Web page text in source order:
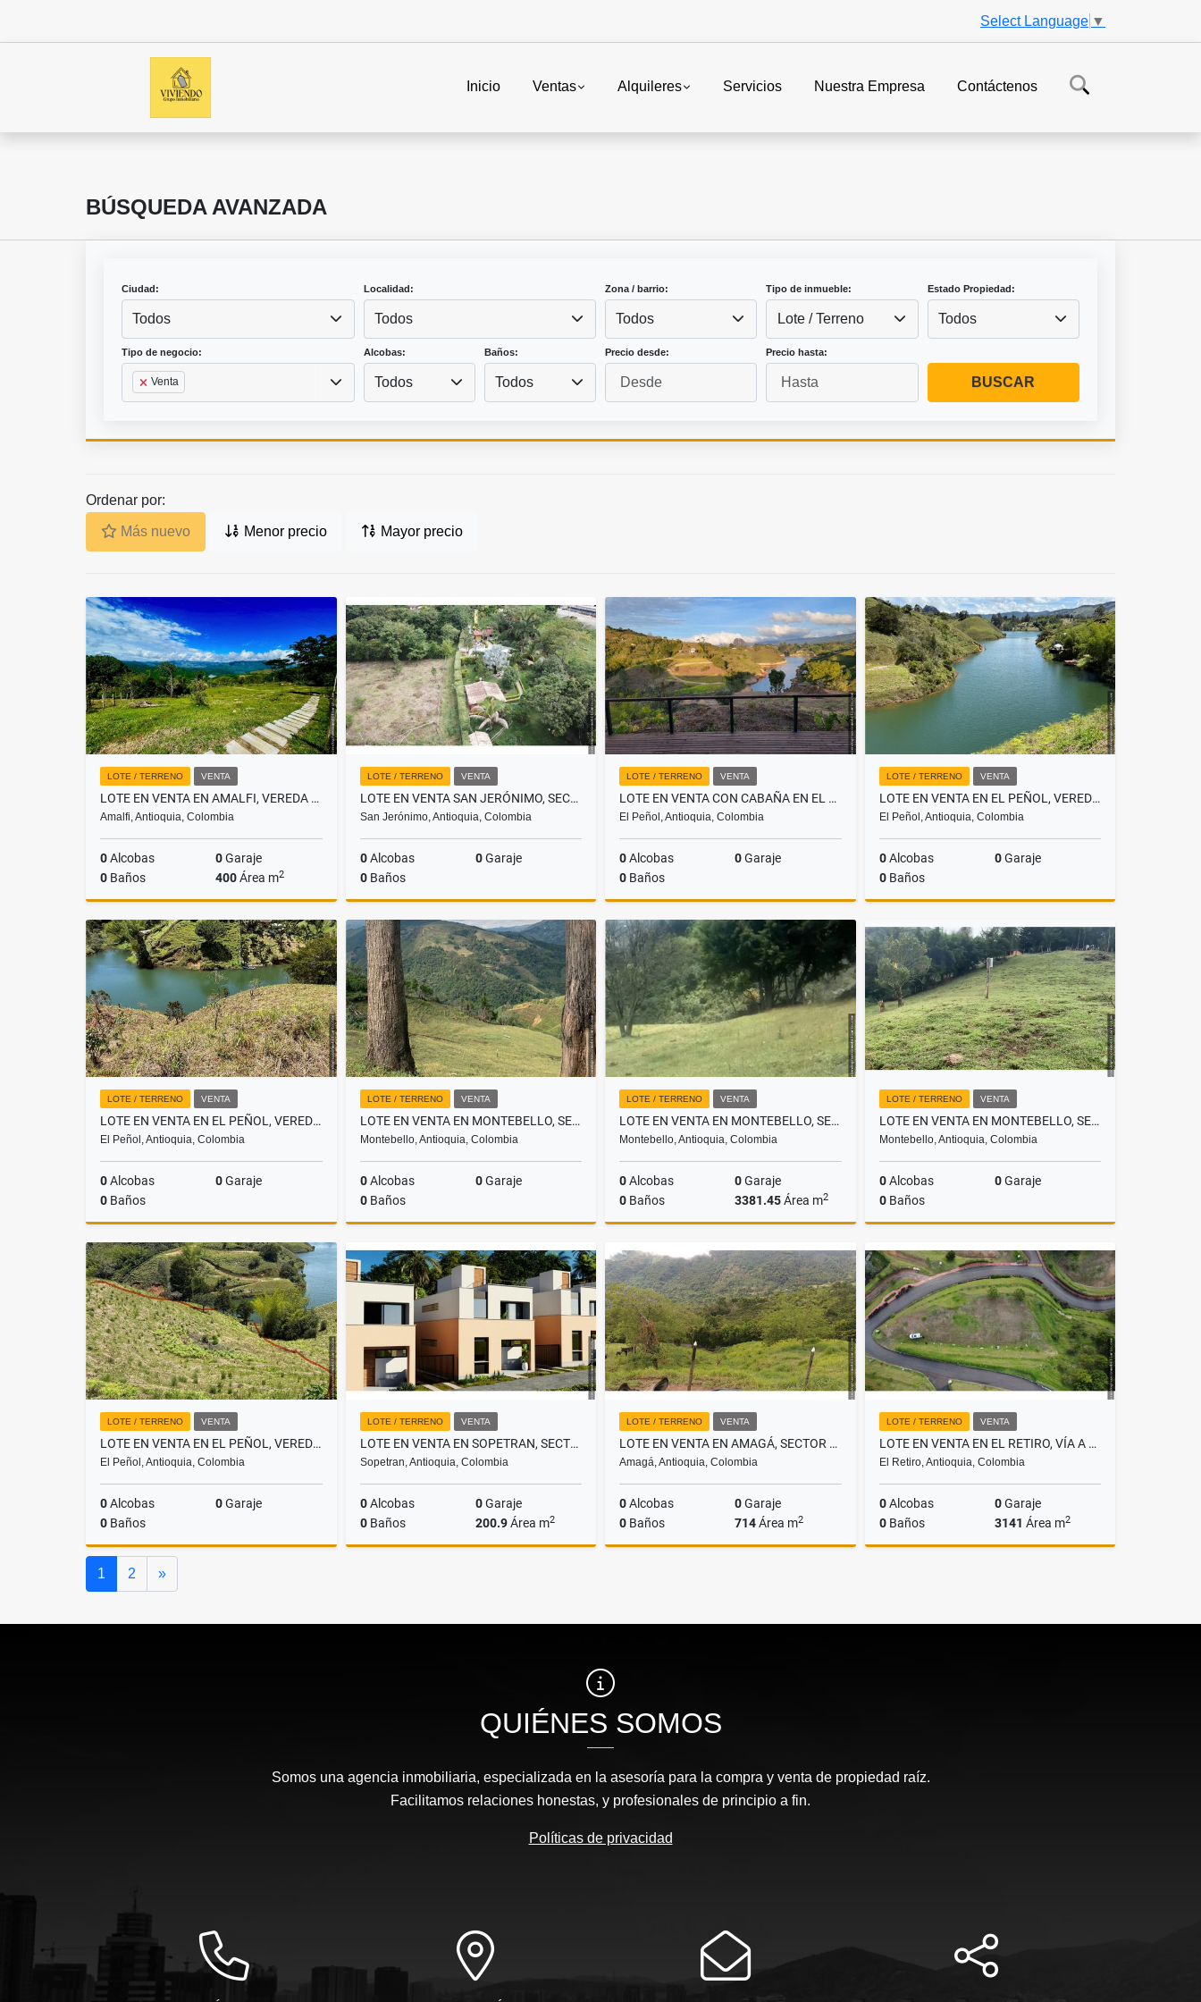
Select Language ▼
Inicio Ventas Alquileres Servicios Nuestra Empresa Contáctenos
BÚSQUEDA AVANZADA
Ciudad:
Todos
Localidad:
Todos
Zona / barrio:
Todos
Tipo de inmueble:
Lote / Terreno
Estado Propiedad:
Todos
Tipo de negocio:
Venta
Alcobas:
Todos
Baños:
Todos
Precio desde: Precio hasta:
BUSCAR
Ordenar por:
Más nuevo Menor precio Mayor precio
LOTE / TERRENO VENTA
LOTE EN VENTA EN AMALFI, VEREDA EL ENCANTO
Amalfi, Antioquia, Colombia
0Alcobas 0Garaje
0 Baños 400Área m2
Venta
$118.000.000
LOTE / TERRENO VENTA
LOTE EN VENTA SAN JERÓNIMO, SECTOR ÉXITO
San Jerónimo, Antioquia, Colombia
0Alcobas 0Garaje
0Baños
Venta
$320.000.000
LOTE / TERRENO VENTA
LOTE EN VENTA CON CABAÑA EN EL PEÑOL, CON ACCESO AL EMBALSE.
El Peñol, Antioquia, Colombia
0Alcobas 0Garaje
0 Baños
Venta
$1.800.000.000
LOTE / TERRENO VENTA
LOTE EN VENTA EN EL PEÑOL, VEREDA EL MORRO
El Peñol, Antioquia, Colombia
0Alcobas 0Garaje
0Baños
Venta
$900.000.000
LOTE / TERRENO VENTA
LOTE EN VENTA EN EL PEÑOL, VEREDA EL MORRO
El Peñol, Antioquia, Colombia
0Alcobas 0Garaje
0 Baños
Venta
$680.000.000
LOTE / TERRENO VENTA
LOTE EN VENTA EN MONTEBELLO, SECTOR VIA A LA PINTADA LOTE 10
Montebello, Antioquia, Colombia
0Alcobas 0Garaje
0Baños
Venta
$195.625.300
LOTE / TERRENO VENTA
LOTE EN VENTA EN MONTEBELLO, SECTOR VÍA A LA PINTADA LOTE 9
Montebello, Antioquia, Colombia
0Alcobas 0Garaje
0 Baños 3381.45Área m2
Venta
$243.465.120
LOTE / TERRENO VENTA
LOTE EN VENTA EN MONTEBELLO, SECTOR VIA A LA PINTADA LOTE 8
Montebello, Antioquia, Colombia
0Alcobas 0Garaje
0Baños
Venta
$231.098.400
LOTE / TERRENO VENTA
LOTE EN VENTA EN EL PEÑOL, VEREDA EL MORRO
El Peñol, Antioquia, Colombia
0Alcobas 0Garaje
0 Baños
LOTE / TERRENO VENTA
LOTE EN VENTA EN SOPETRAN, SECTOR LLANO DE MONTAÑA
Sopetran, Antioquia, Colombia
0Alcobas 0Garaje
0Baños 200.9Área m2
LOTE / TERRENO VENTA
LOTE EN VENTA EN AMAGÁ, SECTOR CAMILO C
Amagá, Antioquia, Colombia
0Alcobas 0Garaje
0 Baños 714Área m2
LOTE / TERRENO VENTA
LOTE EN VENTA EN EL RETIRO, VÍA A PANTANILLO
El Retiro, Antioquia, Colombia
0Alcobas 0Garaje
0Baños 3141 Área m2
1 2 »Siguiente
QUIÉNES SOMOS
Somos una agencia inmobiliaria, especializada en la asesoría para la compra y venta de propiedad raíz.
Facilitamos relaciones honestas, y profesionales de principio a fin.
Políticas de privacidad